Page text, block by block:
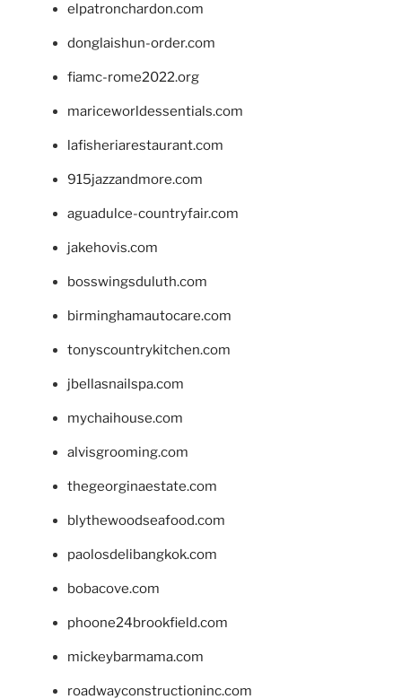
elpatronchardon.com
donglaishun-order.com
fiamc-rome2022.org
mariceworldessentials.com
lafisheriarestaurant.com
915jazzandmore.com
aguadulce-countryfair.com
jakehovis.com
bosswingsduluth.com
birminghamautocare.com
tonyscountrykitchen.com
jbellasnailspa.com
mychaihouse.com
alvisgrooming.com
thegeorginaestate.com
blythewoodseafood.com
paolosdelibangkok.com
bobacove.com
phoone24brookfield.com
mickeybarmama.com
roadwayconstructioninc.com